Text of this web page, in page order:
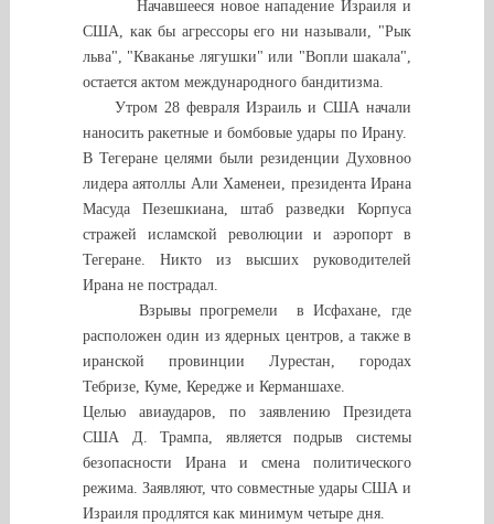
Начавшееся новое нападение Израиля и
США, как бы агрессоры его ни называли, "Рык
льва", "Кваканье лягушки" или "Вопли шакала",
остается актом международного бандитизма.
Утром 28 февраля Израиль и США начали
наносить ракетные и бомбовые удары по Ирану.
В Тегеране целями были резиденции Духовноо
лидера аятоллы Али Хаменеи, президента Ирана
Масуда Пезешкиана, штаб разведки Корпуса
стражей исламской революции и аэропорт в
Тегеране. Никто из высших руководителей
Ирана не пострадал.
Взрывы прогремели в Исфахане, где
расположен один из ядерных центров, а также в
иранской провинции Лурестан, городах
Тебризе, Куме, Кередже и Керманшахе.
Целью авиаударов, по заявлению Президета
США Д. Трампа, является подрыв системы
безопасности Ирана и смена политического
режима. Заявляют, что совместные удары США и
Израиля продлятся как минимум четыре дня.